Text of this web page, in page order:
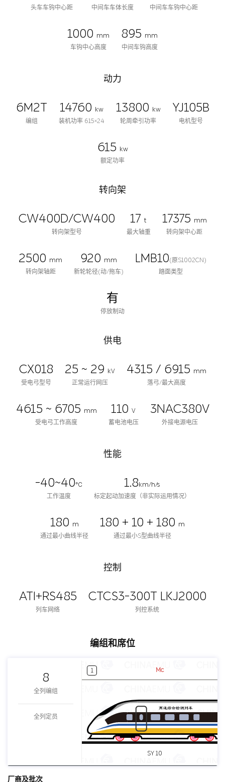
头车车钩中心距
中间车车体长度
中间车车钩中心距
1000 mm
车钩中心高度
895 mm
中间车钩高度
动力
6M2T
编组
14760
kw
装机功率 615×24
13800
kw
轮周牵引功率
YJ105B
电机型号
615
kw
额定功率
转向架
CW400D/CW400
转向架型号
17 t
最大轴重
17375 mm
转向架中心距
2500 mm
转向架轴距
920 mm
新轮轮径(动/拖车)
LMB10(原S1002CN)
踏面类型
有
停放制动
供电
CX018
受电弓型号
25 ~ 29
kV
正常运行网压
4315 / 6915 mm
落弓/最大高度
4615 ~ 6705 mm
受电弓工作高度
110 V
蓄电池电压
3NAC380V
外接电源电压
性能
-40~40℃
工作温度
1.8 km/h/s
标定起动加速度（非实际运用情况）
180 m
通过最小曲线半径
180 + 10 + 180 m
通过最小S型曲线半径
控制
ATI+RS485
列车网络
CTCS3-300T LKJ2000
列控系统
编组和席位
8
全列编组
全列定员
1 Mc
SY 10
厂商及批次